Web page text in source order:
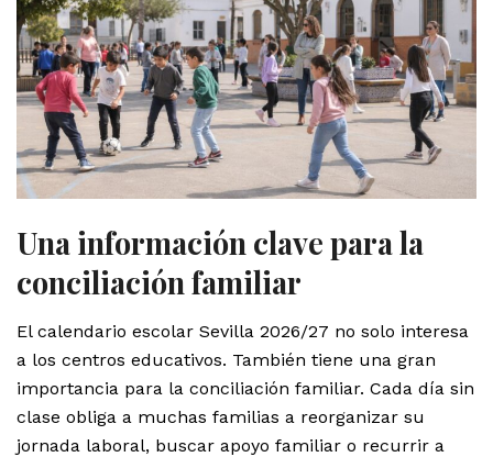
Una información clave para la
conciliación familiar
El calendario escolar Sevilla 2026/27 no solo interesa
a los centros educativos. También tiene una gran
importancia para la conciliación familiar. Cada día sin
clase obliga a muchas familias a reorganizar su
jornada laboral, buscar apoyo familiar o recurrir a